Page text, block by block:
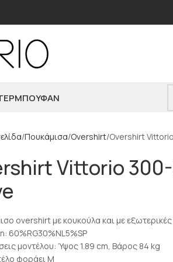
ΜΠΟΥΦΆΝ
Πουκάμισα Overshirt Overshirt
Vittorio
overshirt με κουκούλα και με εξωτερικές
60%RG30%NL5%SP
μοντέλου: Ύψος 1.89 cm, Βάρος 84 kg
φοράει M